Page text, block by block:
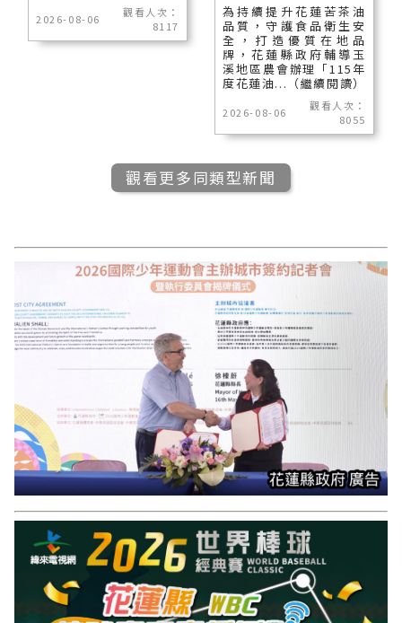
2026-08-06
觀看人次：
8117
為持續提升花蓮苦茶油
品質，守護食品衛生安
全，打造優質在地品
牌，花蓮縣政府輔導玉
溪地區農會辦理「115年
度花蓮油...（繼續閱讀）
2026-08-06
觀看人次：
8055
觀看更多同類型新聞